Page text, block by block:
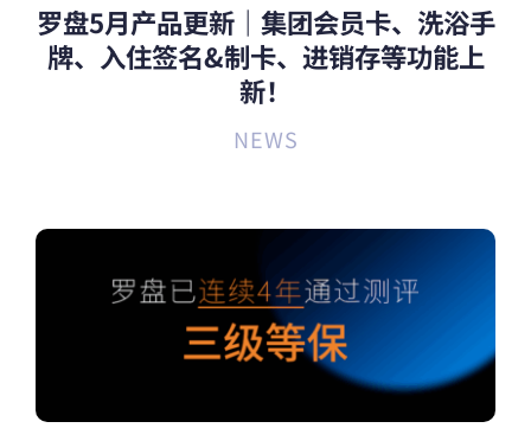
罗盘5月产品更新｜集团会员卡、洗浴手
牌、入住签名&制卡、进销存等功能上
新！
NEWS